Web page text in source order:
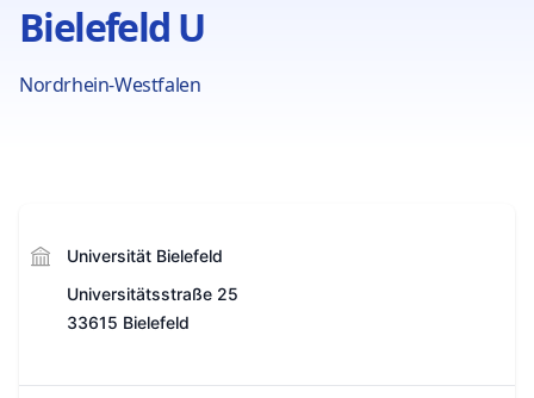
Bielefeld U
Nordrhein-Westfalen
Universität Bielefeld
Universitätsstraße 25
33615 Bielefeld